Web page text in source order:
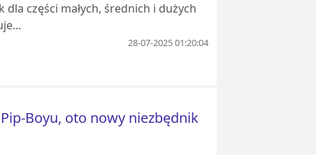
części małych, średnich i dużych
28-07-2025 01:20:04
Boyu, oto nowy niezbędnik